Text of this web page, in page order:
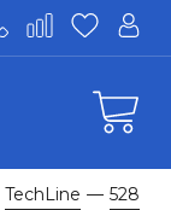
TechLine — 528